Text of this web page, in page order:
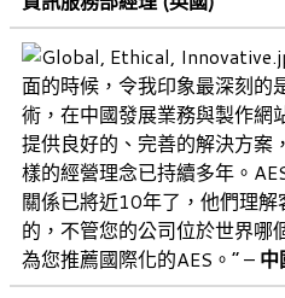
面的時候，令我印象最深刻的
術，在中國發展業務與製作網
提供良好的、完善的解決方案
樣的經營理念已持續多年。
關係已將近10年了，他們理
的，不管您的公司位於世界哪
為您推薦國際化的AES。” – 中